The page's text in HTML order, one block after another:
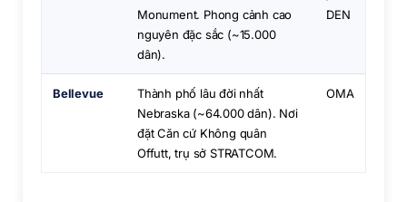
Monument. Phong cảnh cao
nguyên đặc sắc (~15.000
dân).
DEN
Bellevue
Thành phố lâu đời nhất
Nebraska (~64.000 dân). Nơi
đặt Căn cứ Không quân
Offutt, trụ sở STRATCOM.
OMA